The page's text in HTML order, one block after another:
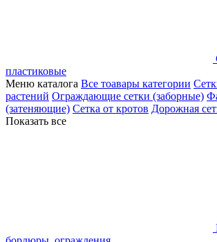
пластиковые
Меню каталога Все тоавары категории
растений Ограждающие сетки (заборные)
(затеняющие) Сетка от кротов Дорожная
Показать все